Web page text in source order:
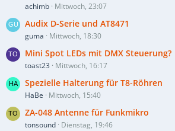
achimb Mittwoch, 23:07
Audix D-Serie und AT8471
guma Mittwoch, 18:30
Mini Spot LEDs mit DMX Steuerung?
toast23 Mittwoch, 16:17
Spezielle Halterung für T8-Röhren
HaBe Mittwoch, 15:40
ZA-048 Antenne für Funkmikro
tonsound Dienstag, 19:46